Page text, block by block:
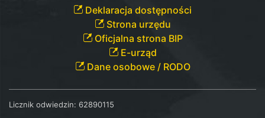
Deklaracja dostępności
Strona urzędu
Oficjalna strona BIP
E-urząd
Dane osobowe / RODO
Licznik odwiedzin: 62890115